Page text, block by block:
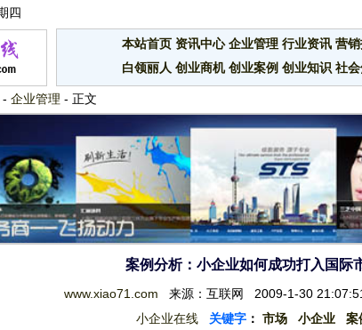
四
本站首页 资讯中心 企业管理 行业资讯 营
白领丽人 创业商机 创业案例 创业知识 社
- 企业管理 - 正文
案例分析：小企业如何成功打入国际
www.xiao71.com 来源：互联网 2009-1-30
小企业在线
关键字 ： 市场 小企业 案